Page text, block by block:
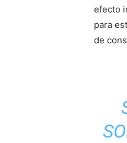
efecto
para
de